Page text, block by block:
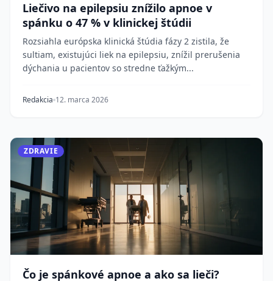
Liečivo na epilepsiu znížilo apnoe v
spánku o 47 % v klinickej štúdii
Rozsiahla európska klinická štúdia fázy 2 zistila, že
sultiam, existujúci liek na epilepsiu, znížil prerušenia
dýchania u pacientov so stredne ťažkým...
Redakcia 12. marca 2026
ZDRAVIE
Čo je spánkové apnoe a ako sa lieči?